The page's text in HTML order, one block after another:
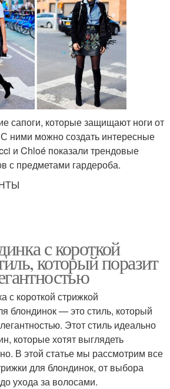
сапоги, которые защищают ноги от
ними можно создать интересные
и Chloé показали трендовые
с предметами гардероба.
с короткой
который поразит
с короткой стрижкой
блондинок — это стиль, который
Этот стиль идеально
которые хотят выглядеть
В этой статье мы рассмотрим все
для блондинок, от выбора
ухода за волосами.